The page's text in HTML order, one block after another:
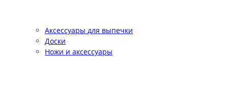
Аксессуары для выпечки
Доски
Ножи и аксессуары